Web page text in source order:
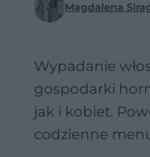
Magdalena
Wypadanie
gospodarki
jak i kobiet.
codzienne